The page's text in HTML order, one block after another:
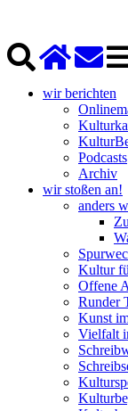
wir berichten
Podcasts
Archiv
wir stoßen an!
anders
Kultur
Offene
Runder
Kunst
Vielfalt